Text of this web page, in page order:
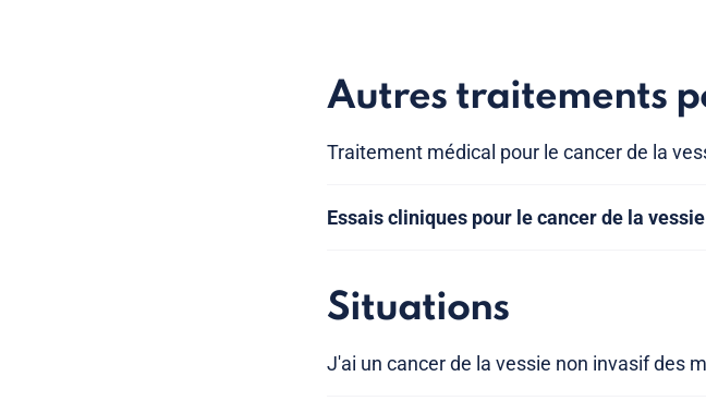
Autres traitements
Traitement médical pour le cancer de la
Essais cliniques pour le cancer de la vessie
Situations
J'ai un cancer de la vessie non invasif des